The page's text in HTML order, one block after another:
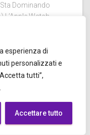
esperienza di
personalizzati e
tutti”,
Accettare tutto
Dominando
L’Apple Watch
Prende il
porta a